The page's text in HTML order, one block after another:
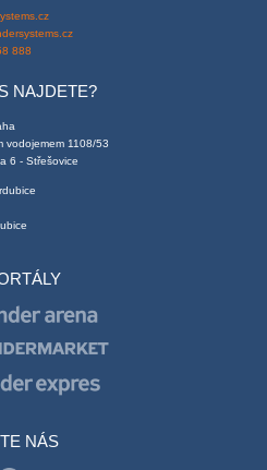
888
NAJDETE?
vodojemem 1108/53
6 - Střešovice
NÁS